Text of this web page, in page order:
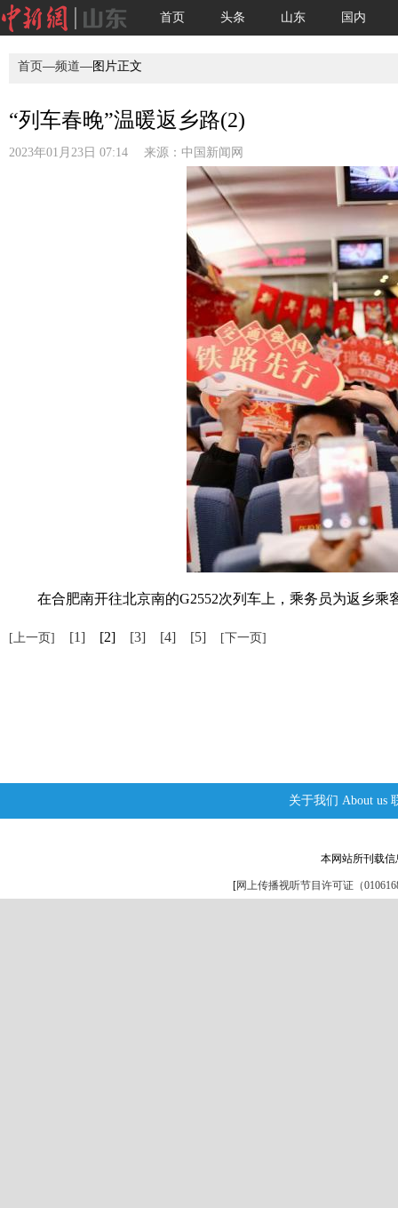
首页 头条 山东 国内
首页—频道—图片正文
“列车春晚”温暖返乡路(2)
2023年01月23日 07:14 来源： 中国新闻网
在合肥南开往北京南的G2552次列车上，乘务员为返乡乘
[上一页] [1] [2] [3] [4] [5] [下一页]
关于我们 About us
本网站所刊载
[网上传播视听节目许可证（